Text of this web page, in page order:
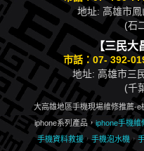
地址: 高雄市
(石
【三民大
市話：07- 392-
地址: 高雄市三
(千
大高雄地區手機現場維修推薦-
iphone系列產品，iphone手機維
手機資料救援，手機泡水機 ，